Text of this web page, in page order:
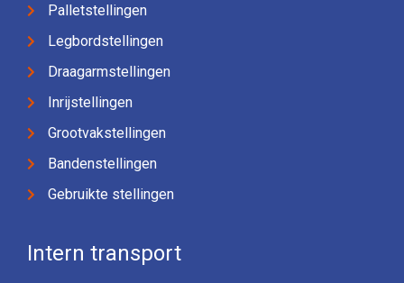
Palletstellingen
Legbordstellingen
Draagarmstellingen
Inrijstellingen
Grootvakstellingen
Bandenstellingen
Gebruikte stellingen
Intern transport